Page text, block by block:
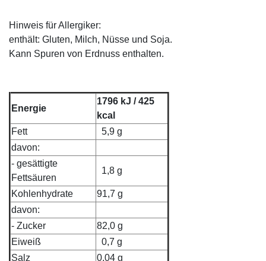
Hinweis für Allergiker:
enthält: Gluten, Milch, Nüsse und Soja.
Kann Spuren von Erdnuss enthalten.
Energie
1796 kJ / 425
kcal
Fett
5,9 g
davon:
- gesättigte
Fettsäuren
1,8 g
Kohlenhydrate
91,7 g
davon:
- Zucker
82,0 g
Eiweiß
0,7 g
Salz
0,04 g